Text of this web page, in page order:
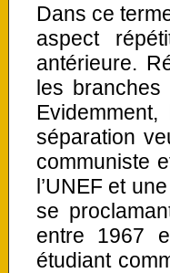
Dans ce
aspect
antérieure.
les branches
séparation
communiste
l’UNEF et
se
entre 1967
étudiant